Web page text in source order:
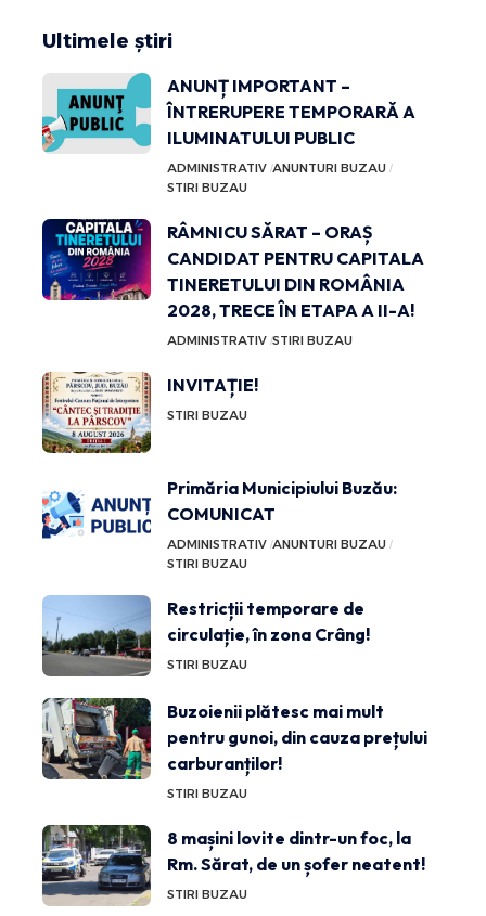
Ultimele știri
ANUNȚ IMPORTANT –
ÎNTRERUPERE TEMPORARĂ A
ILUMINATULUI PUBLIC
ADMINISTRATIV ANUNTURI BUZAU
STIRI BUZAU
RÂMNICU SĂRAT – ORAȘ
CANDIDAT PENTRU CAPITALA
TINERETULUI DIN ROMÂNIA
2028, TRECE ÎN ETAPA A II-A!
ADMINISTRATIV STIRI BUZAU
INVITAȚIE!
STIRI BUZAU
Primăria Municipiului Buzău:
COMUNICAT
ADMINISTRATIV ANUNTURI BUZAU
STIRI BUZAU
Restricții temporare de
circulație, în zona Crâng!
STIRI BUZAU
Buzoienii plătesc mai mult
pentru gunoi, din cauza prețului
carburanților!
STIRI BUZAU
8 mașini lovite dintr-un foc, la
Rm. Sărat, de un șofer neatent!
STIRI BUZAU